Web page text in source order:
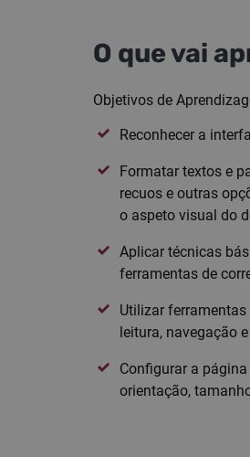
O que vai
Objetivos de
Reconhecer a
Formatar textos e
recuos e outras
o aspeto visual do
Aplicar técnicas
ferramentas de
Utilizar
leitura, navegação
Configurar a
orientação,